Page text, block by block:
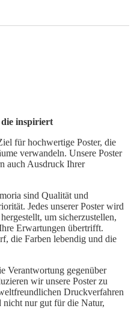
die inspiriert
für hochwertige Poster, die
verwandeln. Unsere Poster
auch Ausdruck Ihrer
sind Qualität und
Jedes unserer Poster wird
um sicherzustellen,
Erwartungen übertrifft.
die Farben lebendig und die
Verantwortung gegenüber
wir unsere Poster zu
Druckverfahren
nur gut für die Natur,